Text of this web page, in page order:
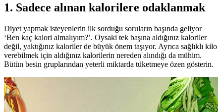
1. Sadece alınan kalorilere odaklanmak
Diyet yapmak isteyenlerin ilk sorduğu soruların başında geliyor
‘Ben kaç kalori almalıyım?’. Oysaki tek başına aldığınız kaloriler
değil, yaktığınız kaloriler de büyük önem taşıyor. Ayrıca sağlıklı kilo
verebilmek için aldığınız kalorilerin nereden alındığı da mühim.
Bütün besin gruplarından yeterli miktarda tüketmeye özen gösterin.